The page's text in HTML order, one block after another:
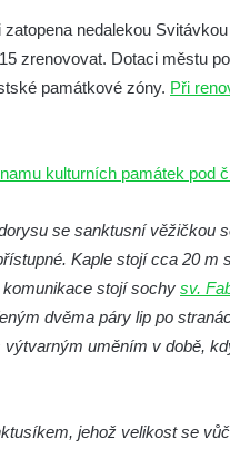
Pieta
své
nedalekou
zrenovovat. Dotaci městu
památkové zóny. Při
kulturních památek pod
se sanktusní věžičkou
Kaple stojí cca 20
stojí sochy sv.
dvěma páry lip po
uměním v době,
jehož velikost se